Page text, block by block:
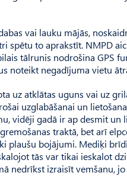
vai lauku mājās,
spētu to aprakstīt. NMPD
tālrunis nodrošina GPS
noteikt negadījuma vietu
uz atklātas uguns vai uz
uzglabāšanai un
vidēji gadā ir ap desmit
traktā, bet arī
plaušu bojājumi. Mediķi
tās var tikai ieskalot
nedrīkst izraisīt vemšanu,